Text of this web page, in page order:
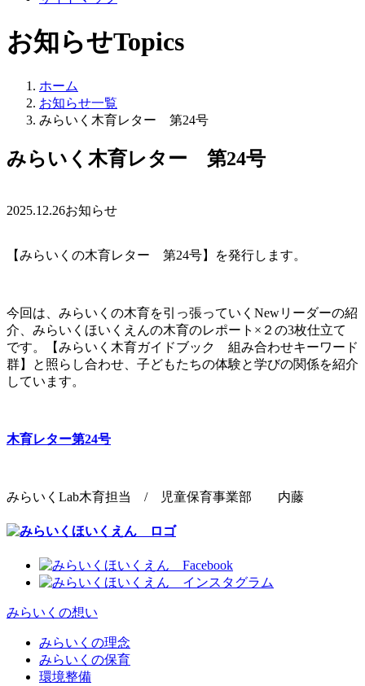
お知らせTopics
ホーム
お知らせ一覧
みらいく木育レター 第24号
みらいく木育レター 第24号
2025.12.26お知らせ
【みらいくの木育レター 第24号】を発行します。
今回は、みらいくの木育を引っ張っていくNewリーダーの紹
介、みらいくほいくえんの木育のレポート×２の3枚仕立て
です。【みらいく木育ガイドブック 組み合わせキーワード
群】と照らし合わせ、子どもたちの体験と学びの関係を紹介
しています。
木育レター第24号
みらいくLab木育担当 / 児童保育事業部 内藤
みらいくの想い
みらいくの理念
みらいくの保育
環境整備